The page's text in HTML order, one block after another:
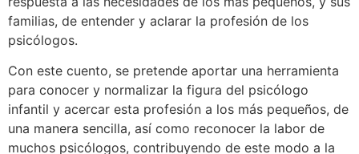
familias, de entender y aclarar la profesión de los
psicólogos.
Con este cuento, se pretende aportar una herramienta
para conocer y normalizar la figura del psicólogo
infantil y acercar esta profesión a los más pequeños, de
una manera sencilla, así como reconocer la labor de
muchos psicólogos, contribuyendo de este modo a la